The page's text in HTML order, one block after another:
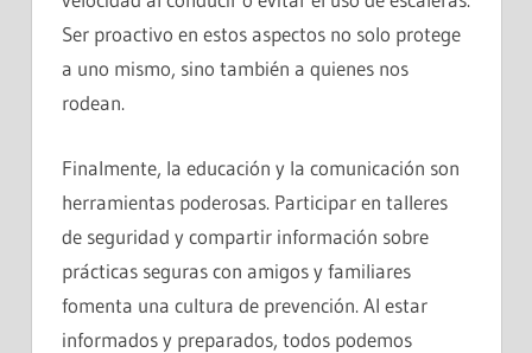
Ser proactivo en estos aspectos no solo protege
a uno mismo, sino también a quienes nos
rodean.
Finalmente, la educación y la comunicación son
herramientas poderosas. Participar en talleres
de seguridad y compartir información sobre
prácticas seguras con amigos y familiares
fomenta una cultura de prevención. Al estar
informados y preparados, todos podemos